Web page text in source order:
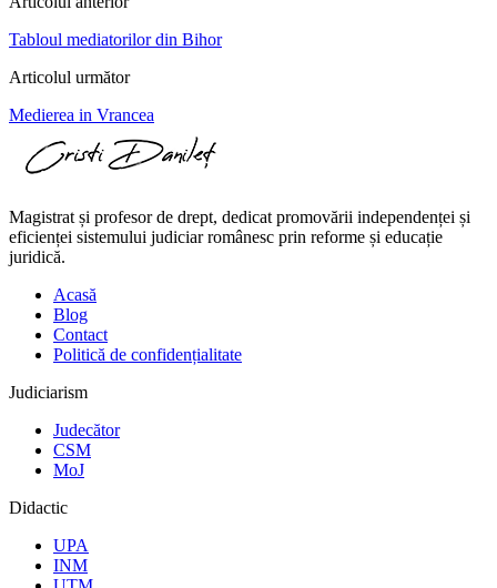
Tabloul mediatorilor din Bihor
Articolul următor
Medierea in Vrancea
Magistrat și profesor de drept, dedicat promovării independenței și
eficienței sistemului judiciar românesc prin reforme și educație
juridică.
Acasă
Blog
Contact
Politică de confidențialitate
Judiciarism
Judecător
CSM
MoJ
Didactic
UPA
INM